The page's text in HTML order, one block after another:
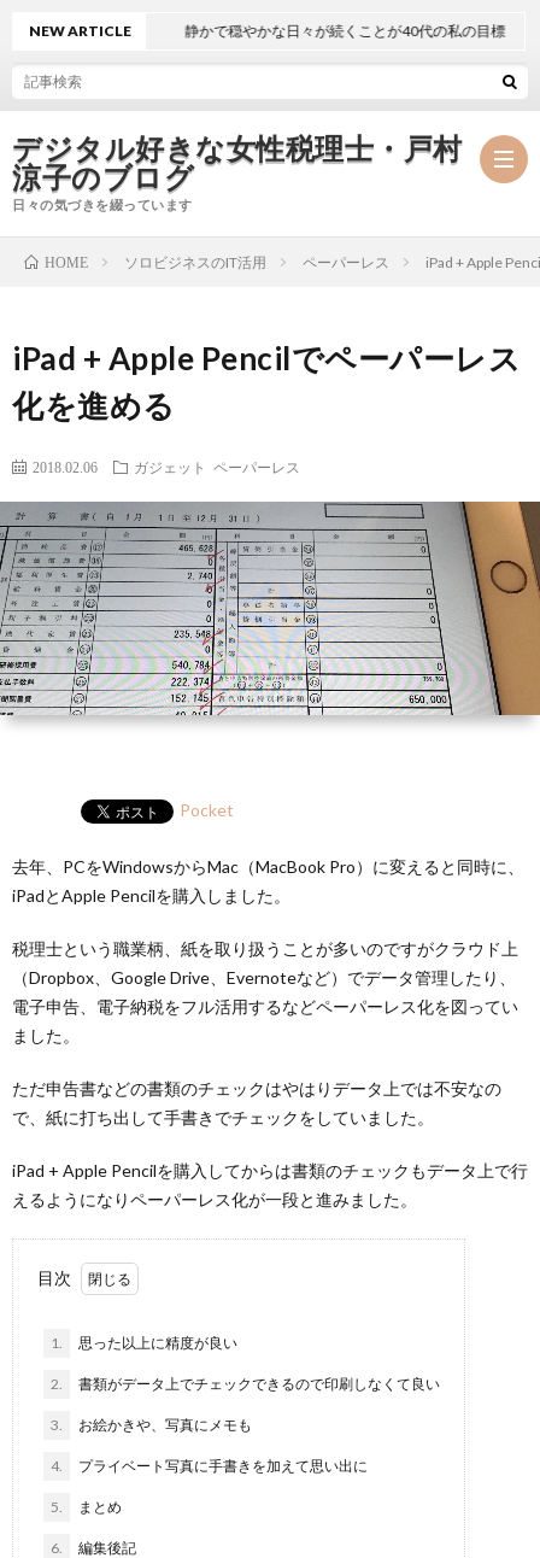
デジタル好きな女性税理士・戸村
涼子のブログ
日々の気づきを綴っています
ロ
事
演
NEW ARTICLE 静かで穏やかな日々が続くことが40代の私の目標
HOME ソロビジネスのIT活用 ペーパーレス iPad + Apple
iPad + Apple Pencilでペーパーレス
化を進める
2018.02.06 ガジェット ペーパーレス
Pocket
去年、PCをWindowsからMac（MacBook Pro）に変えると同時に、
iPadとApple Pencilを購入しました。
税理士という職業柄、紙を取り扱うことが多いのですがクラウド上
（Dropbox、Google Drive、Evernoteなど）でデータ管理したり、
電子申告、電子納税をフル活用するなどペーパーレス化を図ってい
ました。
ただ申告書などの書類のチェックはやはりデータ上では不安なの
で、紙に打ち出して手書きでチェックをしていました。
iPad + Apple Pencilを購入してからは書類のチェックもデータ上で行
えるようになりペーパーレス化が一段と進みました。
目次
1. 思った以上に精度が良い
2. 書類がデータ上でチェックできるので印刷しなくて良い
3. お絵かきや、写真にメモも
4. プライベート写真に手書きを加えて思い出に
5. まとめ
6. 編集後記